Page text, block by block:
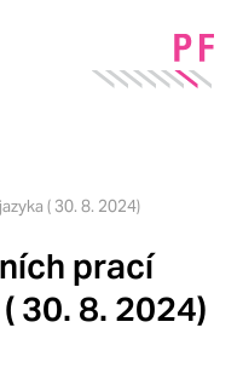
( 30. 8. 2024)
prací
30. 8. 2024)